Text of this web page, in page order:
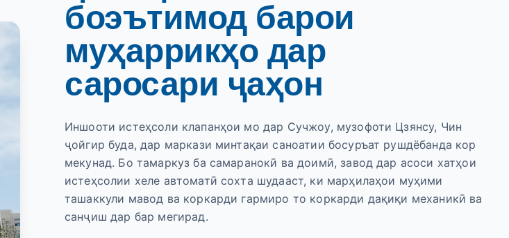
боэътимод барои
муҳаррикҳо дар
саросари ҷаҳон
Иншооти истеҳсоли клапанҳои мо дар Сучжоу, музофоти Цзянсу, Чин
ҷойгир буда, дар маркази минтақаи саноатии босуръат рушдёбанда кор
мекунад. Бо тамаркуз ба самаранокӣ ва доимӣ, завод дар асоси хатҳои
истеҳсолии хеле автоматӣ сохта шудааст, ки марҳилаҳои муҳими
ташаккули мавод ва коркарди гармиро то коркарди дақиқи механикӣ ва
санҷиш дар бар мегирад.